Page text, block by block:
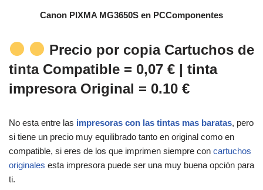
Canon PIXMA MG3650S en PCComponentes
Precio por copia Cartuchos de
tinta Compatible = 0,07 € | tinta
impresora Original = 0.10 €
No esta entre las impresoras con las tintas mas baratas, pero
si tiene un precio muy equilibrado tanto en original como en
compatible, si eres de los que imprimen siempre con cartuchos
originales esta impresora puede ser una muy buena opción para
ti.